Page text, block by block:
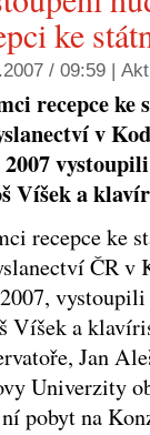
ke
/ 09:59 |
recepce ke
v
Víšek a
recepce ke
ČR v
Víšek a
Jan
Univerzity
pobyt na